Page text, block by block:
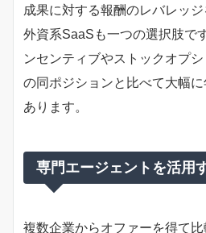
成果に対する報酬のレバレッジ
外資系SaaSも一つの選択肢で
ンセンティブやストックオプ
の同ポジションと比べて大幅
あります。
専門エージェントを活用
複数企業からオファーを得て比